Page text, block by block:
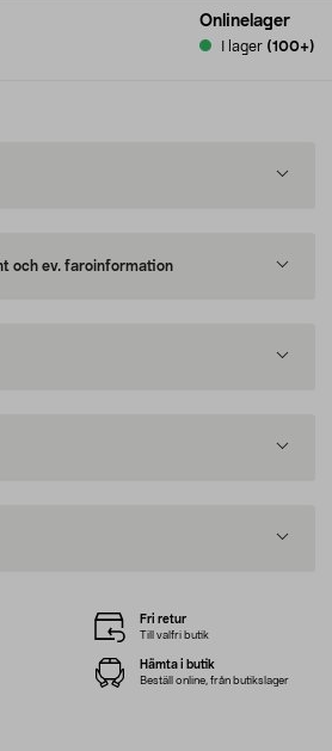
Onlinelager
I lager (100+)
och ev. faroinformation
Fri retur
Till valfri butik
Hämta i butik
Beställ online, från butikslager